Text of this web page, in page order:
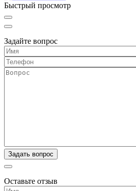
Быстрый просмотр
Задайте вопрос
Оставьте отзыв